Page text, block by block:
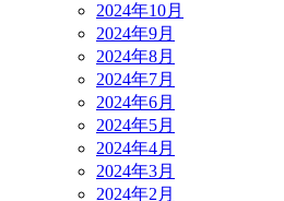
2024年10月
2024年9月
2024年8月
2024年7月
2024年6月
2024年5月
2024年4月
2024年3月
2024年2月